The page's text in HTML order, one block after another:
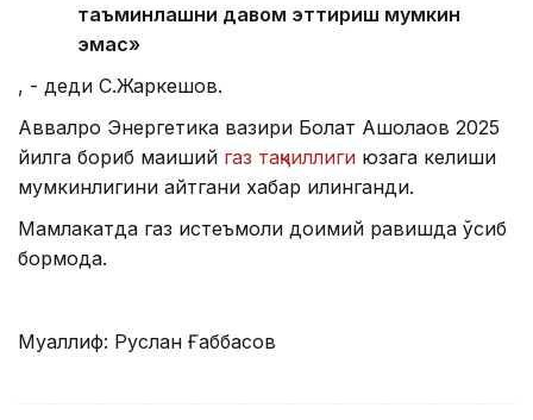
таъминлашни давом эттириш мумкин
эмас»
, - деди С.Жаркешов.
Аввалроқ Энергетика вазири Болат Ақшолақов 2025
йилга бориб маиший газ тақчиллиги юзага келиши
мумкинлигини айтгани хабар қилинганди.
Мамлакатда газ истеъмоли доимий равишда ўсиб
бормоқда.
Муаллиф: Руслан Ғаббасов